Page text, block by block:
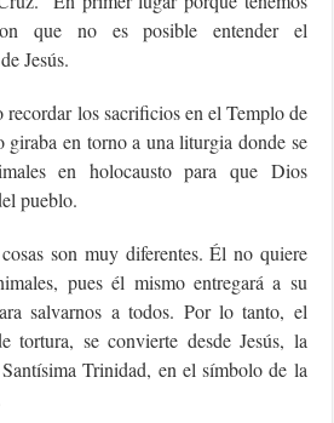
que no es posible entender el
Jesús.
recordar los sacrificios en el Templo de
en torno a una liturgia donde se
en holocausto para que Dios
pueblo.
son muy diferentes. Él no quiere
pues él mismo entregará a su
salvarnos a todos. Por lo tanto, el
tortura, se convierte desde Jesús, la
Trinidad, en el símbolo de la